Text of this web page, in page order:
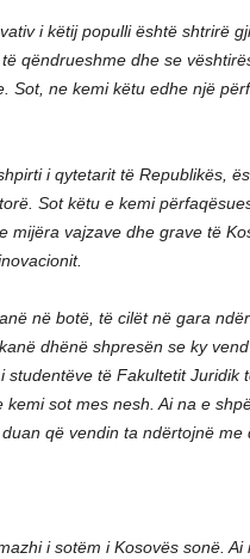
i këtij populli është shtrirë
qëndrueshme dhe se
Sot, ne kemi këtu edhe një
i qytetarit të Republikës,
Sot këtu e kemi
mijëra vajzave dhe grave të
në botë, të cilët në gara
dhënë shpresën se ky
studentëve të Fakultetit
kemi sot mes nesh. Ai na e
që vendin ta ndërtojnë me
i sotëm i Kosovës sonë.